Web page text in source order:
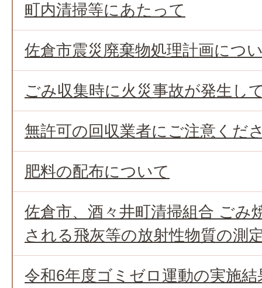
町内清掃等にあたって
佐倉市震災廃棄物処理計画につ
ごみ収集時に火災事故が発生し
無許可の回収業者にご注意くだ
肥料の配布について
佐倉市、酒々井町清掃組合 ごみ
される飛灰等の放射性物質の測
令和6年度ゴミゼロ運動の実施結